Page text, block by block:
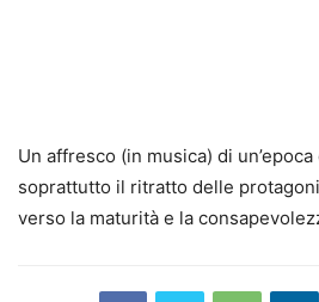
Un affresco (in musica) di
soprattutto il ritratto delle
verso la maturità e la